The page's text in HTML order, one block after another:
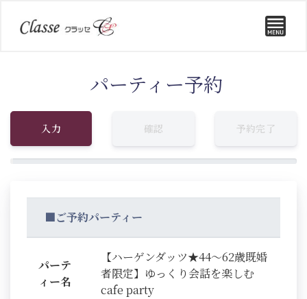
パーティー予約
入力 確認 予約完了
■ご予約パーティー
パーテ
ィー名
【ハーゲンダッツ★44～62歳既婚
者限定】ゆっくり会話を楽しむ
cafe party